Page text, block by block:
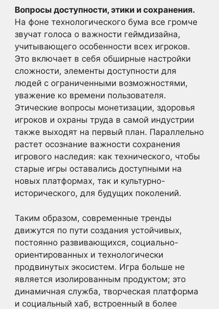
Вопросы доступности, этики и сохранения.
На фоне технологического бума все громче
звучат голоса о важности геймдизайна,
учитывающего особенности всех игроков.
Это включает в себя обширные настройки
сложности, элементы доступности для
людей с ограниченными возможностями,
уважение ко времени пользователя.
Этические вопросы монетизации, здоровья
игроков и охраны труда в самой индустрии
также выходят на первый план. Параллельно
растет осознание важности сохранения
игрового наследия: как технического, чтобы
старые игры оставались доступными на
новых платформах, так и культурно-
исторического, для будущих поколений.
Таким образом, современные тренды
движутся по пути создания устойчивых,
постоянно развивающихся, социально-
ориентированных и технологически
продвинутых экосистем. Игра больше не
является изолированным продуктом; это
динамичная служба, творческая платформа
и социальный хаб, встроенный в более